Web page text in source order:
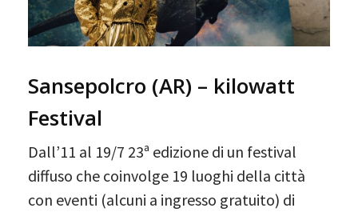
Sansepolcro (AR) – kilowatt
Festival
Dall’11 al 19/7 23ª edizione di un festival
diffuso che coinvolge 19 luoghi della città
con eventi (alcuni a ingresso gratuito) di